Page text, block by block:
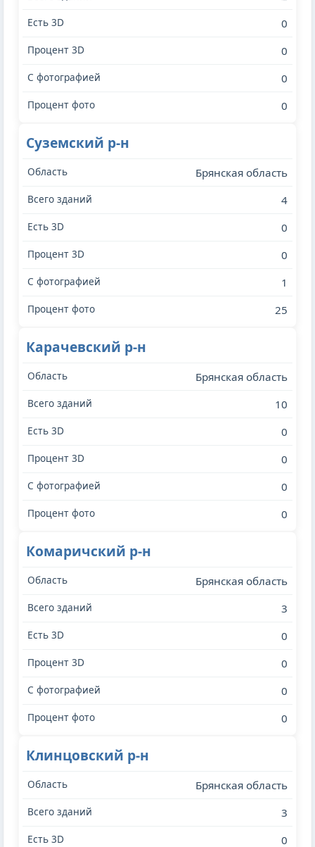
0
0
0
0
Суземский р-н
Брянская область
4
0
0
1
25
Карачевский р-н
Брянская область
10
0
0
0
0
Комаричский р-н
Брянская область
3
0
0
0
0
Клинцовский р-н
Брянская область
3
0